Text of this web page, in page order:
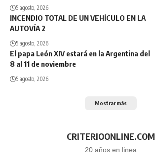
5 agosto, 2026
INCENDIO TOTAL DE UN VEHÍCULO EN LA
AUTOVÍA 2
5 agosto, 2026
El papa León XIV estará en la Argentina del
8 al 11 de noviembre
5 agosto, 2026
Mostrar más
CRITERIOONLINE.COM
20 años en linea